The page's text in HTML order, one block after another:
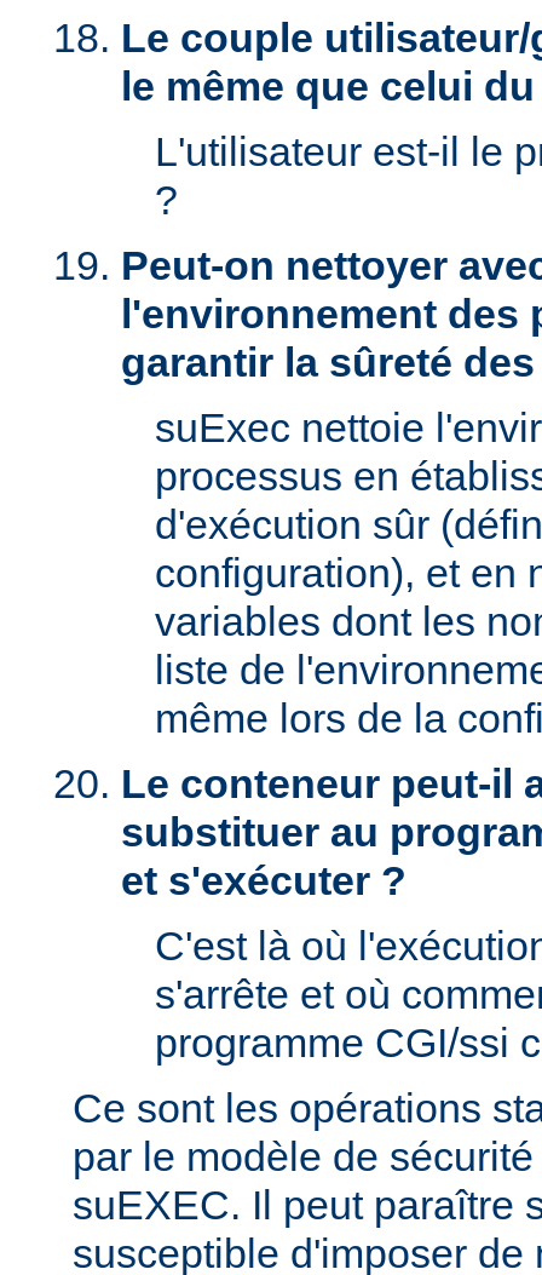
Le couple
le même que celui
L'utilisateur est-il le
?
Peut-on nettoyer
l'environnement des
garantir la sûreté
suExec nettoie
processus en
d'exécution sûr
configuration), et en
variables dont les
liste de
même lors de la
Le conteneur peut-il
substituer au
et s'exécuter ?
C'est là où
s'arrête et où
programme CGI/ssi
Ce sont les opérations
par le modèle de
suEXEC. Il peut paraître
susceptible d'imposer